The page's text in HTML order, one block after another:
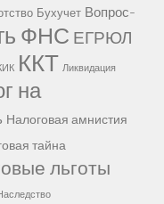
Бухучет Вопрос-
ФНС ЕГРЮЛ
ККТ Ликвидация
на
Налоговая амнистия
тайна
льготы